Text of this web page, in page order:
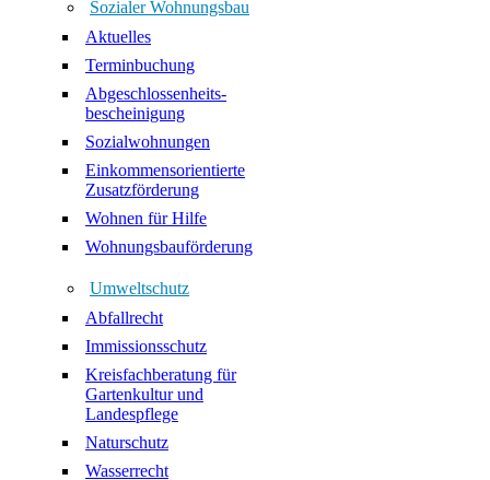
Sozialer Wohnungsbau
Aktuelles
Terminbuchung
Abgeschlossenheits-
bescheinigung
Sozialwohnungen
Einkommensorientierte
Zusatzförderung
Wohnen für Hilfe
Wohnungsbauförderung
Umweltschutz
Abfallrecht
Immissionsschutz
Kreisfachberatung für
Gartenkultur und
Landespflege
Naturschutz
Wasserrecht